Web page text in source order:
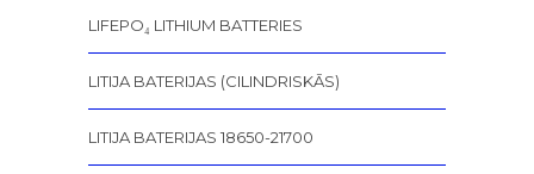
LIFEPO₄ LITHIUM BATTERIES
LITIJA BATERIJAS (CILINDRISKĀS)
LITIJA BATERIJAS 18650-21700